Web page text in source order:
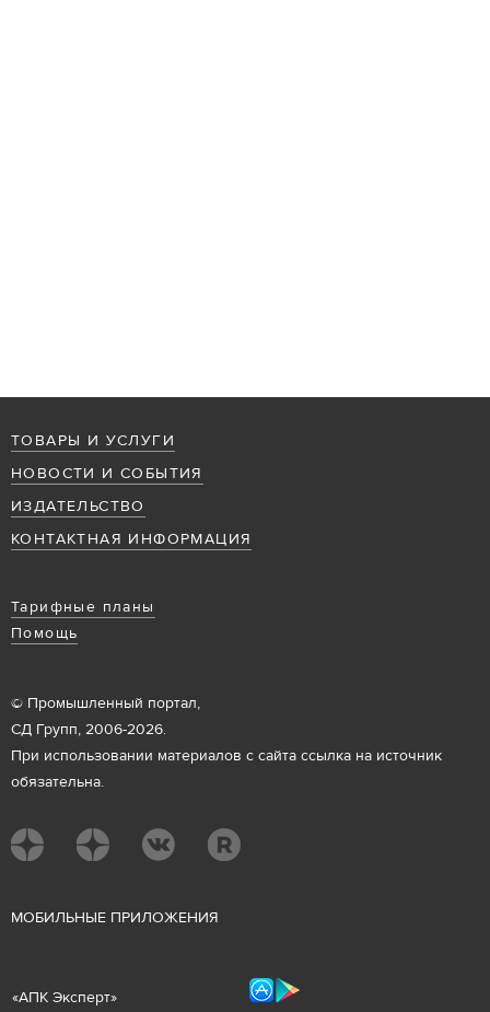
ТОВАРЫ И УСЛУГИ
НОВОСТИ И СОБЫТИЯ
ИЗДАТЕЛЬСТВО
КОНТАКТНАЯ ИНФОРМАЦИЯ
Тарифные планы
Помощь
© Промышленный портал,
СД Групп, 2006-2026.
При использовании материалов с сайта ссылка на источник
обязательна.
МОБИЛЬНЫЕ ПРИЛОЖЕНИЯ
«АПК Эксперт»